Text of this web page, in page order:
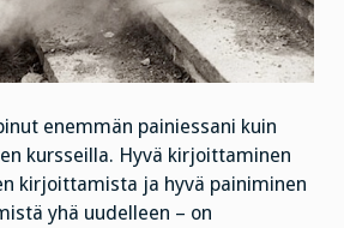
enemmän painiessani kuin
kursseilla. Hyvä kirjoittaminen
kirjoittamista ja hyvä painiminen
yhä uudelleen – on